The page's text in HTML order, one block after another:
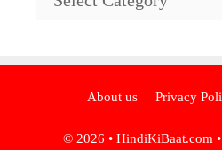
About us Privacy
© 2026 • HindiKiBaat.com